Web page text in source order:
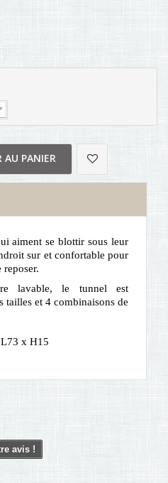
AU PANIER
aiment se blottir sous leur
sur et confortable pour
reposer.
lavable, le tunnel est
tailles et 4 combinaisons de
x H15
avis !